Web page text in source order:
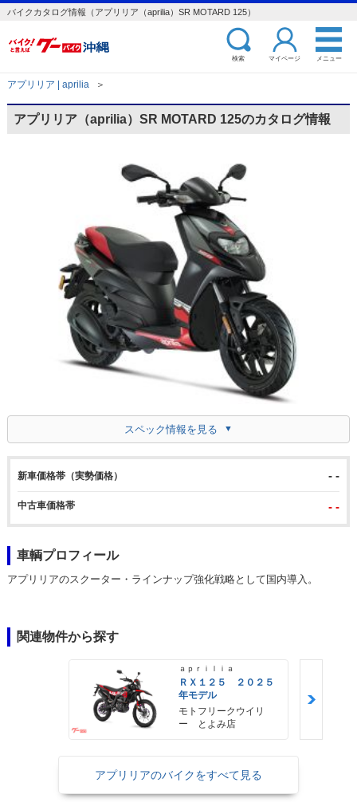
バイクカタログ情報（アプリリア（aprilia）SR MOTARD 125）
検索 マイページ メニュー
アプリリア | aprilia ＞
アプリリア（aprilia）SR MOTARD 125のカタログ情報
スペック情報を見る
新車価格帯（実勢価格） - -
中古車価格帯 - -
車輌プロフィール
アプリリアのスクーター・ラインナップ強化戦略として国内導入。
関連物件から探す
ａｐｒｉｌｉａ
ＲＸ１２５ ２０２５
年モデル
モトフリークウイリ
ー とよみ店
アプリリアのバイクをすべて見る